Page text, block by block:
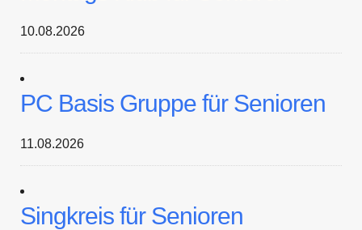
10.08.2026
PC Basis Gruppe für Senioren
11.08.2026
Singkreis für Senioren